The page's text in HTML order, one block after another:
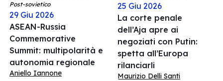
Post-sovietico
29 Giu 2026
ASEAN-Russia
Commemorative
Summit: multipolarità e
autonomia regionale
Aniello Iannone
25 Giu 2026
La corte penale
dell’Aja apre ai
negoziati con Putin:
spetta all’Europa
rilanciarli
Maurizio Delli Santi